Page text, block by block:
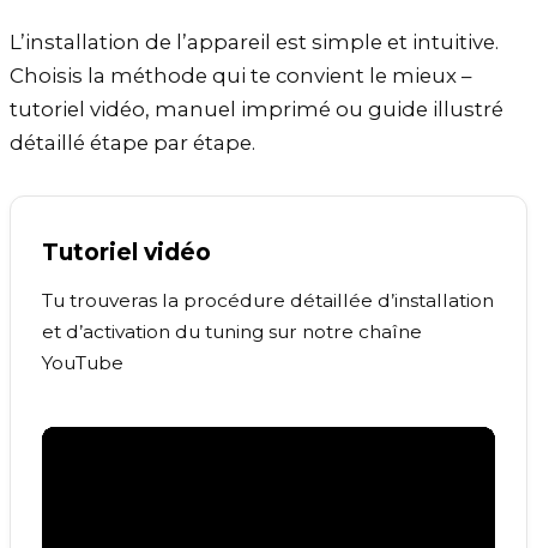
L’installation de l’appareil est simple et intuitive.
Choisis la méthode qui te convient le mieux –
tutoriel vidéo, manuel imprimé ou guide illustré
détaillé étape par étape.
Tutoriel vidéo
Tu trouveras la procédure détaillée d’installation
et d’activation du tuning sur notre chaîne
YouTube